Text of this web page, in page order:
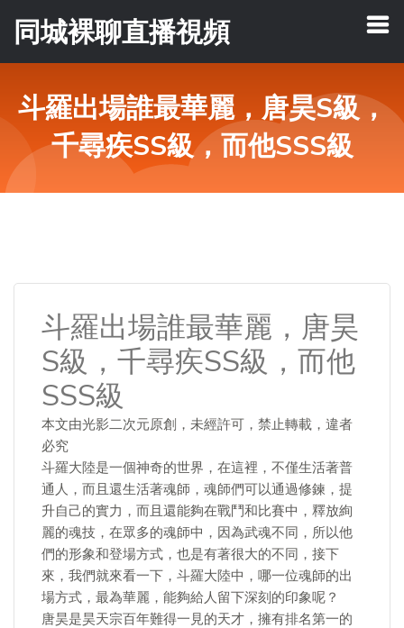
同城裸聊直播視頻
斗羅出場誰最華麗，唐昊S級，
千尋疾SS級，而他SSS級
斗羅出場誰最華麗，唐昊
S級，千尋疾SS級，而他
SSS級
本文由光影二次元原創，未經許可，禁止轉載，違者
必究
斗羅大陸是一個神奇的世界，在這裡，不僅生活著普
通人，而且還生活著魂師，魂師們可以通過修鍊，提
升自己的實力，而且還能夠在戰鬥和比賽中，釋放絢
麗的魂技，在眾多的魂師中，因為武魂不同，所以他
們的形象和登場方式，也是有著很大的不同，接下
來，我們就來看一下，斗羅大陸中，哪一位魂師的出
場方式，最為華麗，能夠給人留下深刻的印象呢？
唐昊是昊天宗百年難得一見的天才，擁有排名第一的